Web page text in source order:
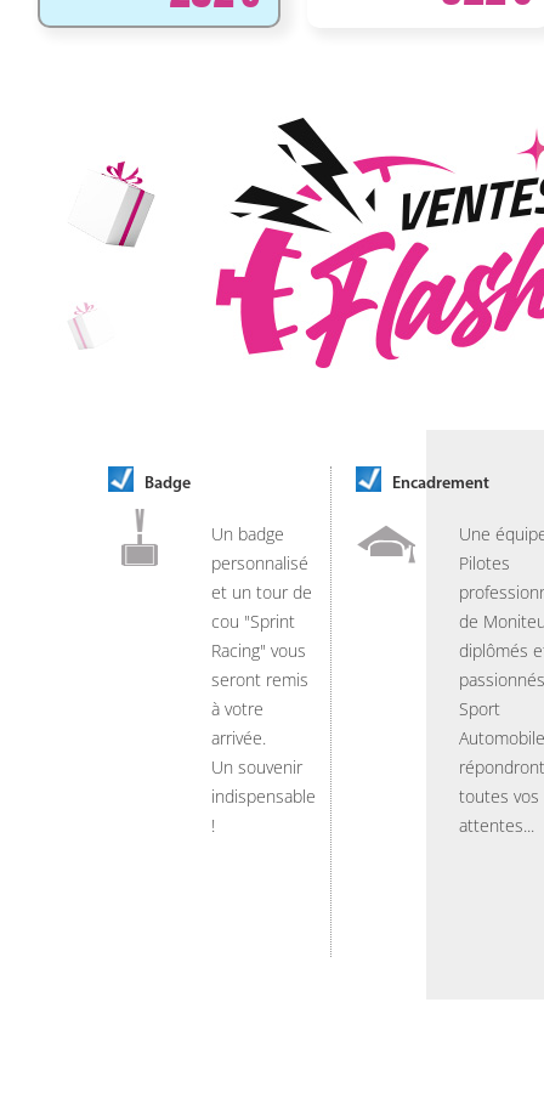
Badge
Un badge
personnalisé
et un tour de
cou "Sprint
Racing" vous
seront remis
à votre
arrivée.
Un souvenir
indispensable
!
Encadrement
Une
Pilotes
de
diplômés
Sport
Automobile
toutes vos
attentes...